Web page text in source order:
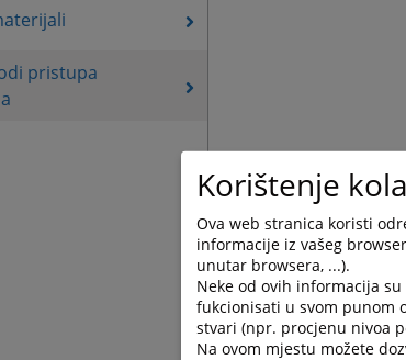
pristupa
Korištenje
Ova web stranica koristi
informacije iz vašeg
unutar browsera, ...).
Neke od ovih informacija
fukcionisati u svom punom
stvari (npr. procjenu nivoa
Na ovom mjestu možete